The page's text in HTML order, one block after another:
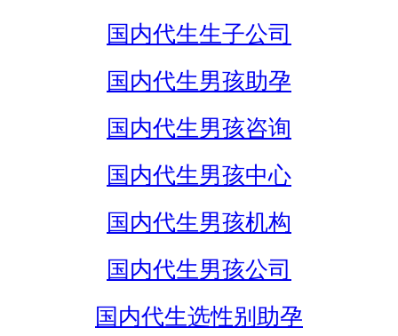
国内代生生子公司
国内代生男孩助孕
国内代生男孩咨询
国内代生男孩中心
国内代生男孩机构
国内代生男孩公司
国内代生选性别助孕